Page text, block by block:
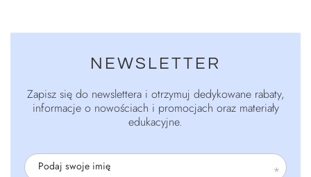
NEWSLETTER
Zapisz się do newslettera i otrzymuj dedykowane rabaty,
informacje o nowościach i promocjach oraz materiały
edukacyjne.
Podaj swoje imię